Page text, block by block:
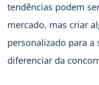
tendências podem
mercado, mas criar
personalizado para a
diferenciar da